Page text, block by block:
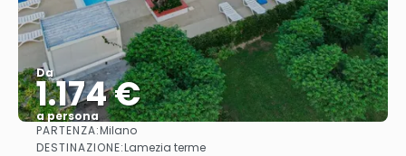
Da
1.174 €
a persona
PARTENZA:Milano
DESTINAZIONE:Lamezia terme